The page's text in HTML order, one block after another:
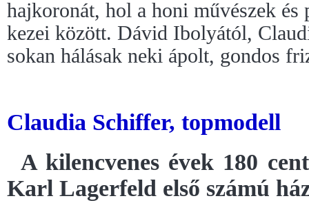
hajkoronát, hol a honi művészek
kezei között. Dávid Ibolyától,
sokan hálásak neki ápolt, gondos
Claudia Schiffer, topmodell
A kilencvenes évek 180
Karl Lagerfeld első számú